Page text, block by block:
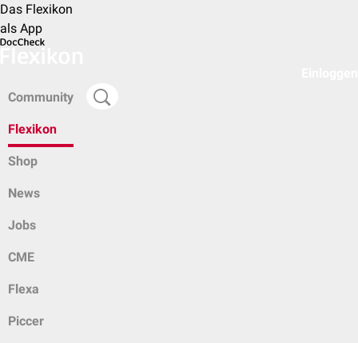
Das Flexikon
als App
Community
Flexikon
Shop
News
Jobs
CME
Flexa
Piccer